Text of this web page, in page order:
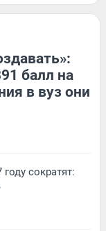
балл на
в вуз они
сократят: